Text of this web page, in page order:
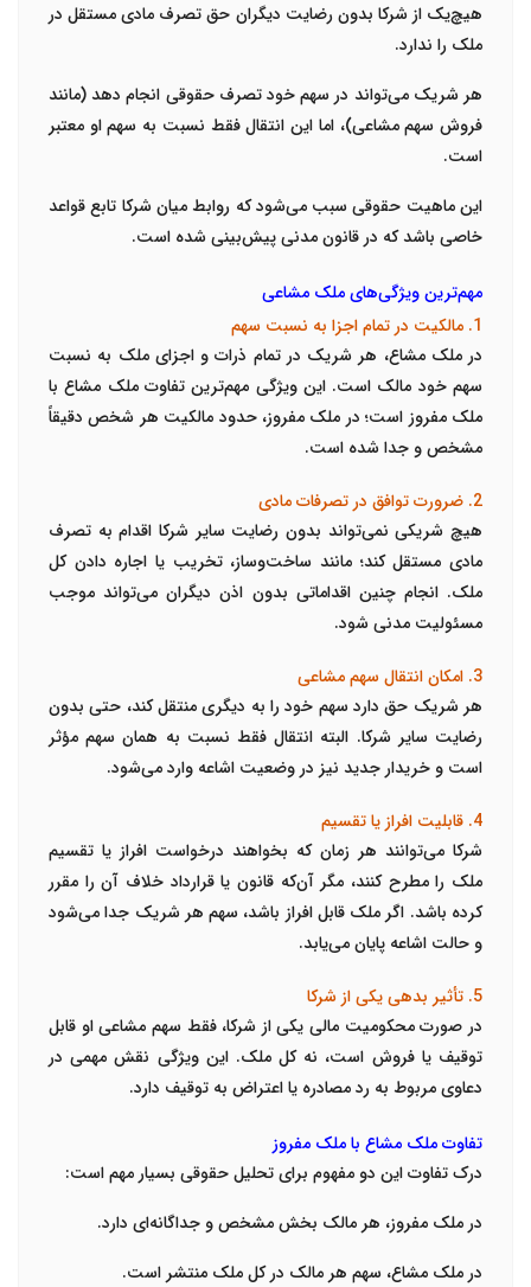
هیچ‌یک از شرکا بدون رضایت دیگران حق تصرف مادی مستقل در
ملک را ندارد.
هر شریک می‌تواند در سهم خود تصرف حقوقی انجام دهد (مانند
فروش سهم مشاعی)، اما این انتقال فقط نسبت به سهم او معتبر
است.
این ماهیت حقوقی سبب می‌شود که روابط میان شرکا تابع قواعد
خاصی باشد که در قانون مدنی پیش‌بینی شده است.
مهم‌ترین ویژگی‌های ملک مشاعی
1. مالکیت در تمام اجزا به نسبت سهم
در ملک مشاع، هر شریک در تمام ذرات و اجزای ملک به نسبت
سهم خود مالک است. این ویژگی مهم‌ترین تفاوت ملک مشاع با
ملک مفروز است؛ در ملک مفروز، حدود مالکیت هر شخص دقیقاً
مشخص و جدا شده است.
2. ضرورت توافق در تصرفات مادی
هیچ شریکی نمی‌تواند بدون رضایت سایر شرکا اقدام به تصرف
مادی مستقل کند؛ مانند ساخت‌وساز، تخریب یا اجاره دادن کل
ملک. انجام چنین اقداماتی بدون اذن دیگران می‌تواند موجب
مسئولیت مدنی شود.
3. امکان انتقال سهم مشاعی
هر شریک حق دارد سهم خود را به دیگری منتقل کند، حتی بدون
رضایت سایر شرکا. البته انتقال فقط نسبت به همان سهم مؤثر
است و خریدار جدید نیز در وضعیت اشاعه وارد می‌شود.
4. قابلیت افراز یا تقسیم
شرکا می‌توانند هر زمان که بخواهند درخواست افراز یا تقسیم
ملک را مطرح کنند، مگر آن‌که قانون یا قرارداد خلاف آن را مقرر
کرده باشد. اگر ملک قابل افراز باشد، سهم هر شریک جدا می‌شود
و حالت اشاعه پایان می‌یابد.
5. تأثیر بدهی یکی از شرکا
در صورت محکومیت مالی یکی از شرکا، فقط سهم مشاعی او قابل
توقیف یا فروش است، نه کل ملک. این ویژگی نقش مهمی در
دعاوی مربوط به رد مصادره یا اعتراض به توقیف دارد.
تفاوت ملک مشاع با ملک مفروز
درک تفاوت این دو مفهوم برای تحلیل حقوقی بسیار مهم است:
در ملک مفروز، هر مالک بخش مشخص و جداگانه‌ای دارد.
در ملک مشاع، سهم هر مالک در کل ملک منتشر است.